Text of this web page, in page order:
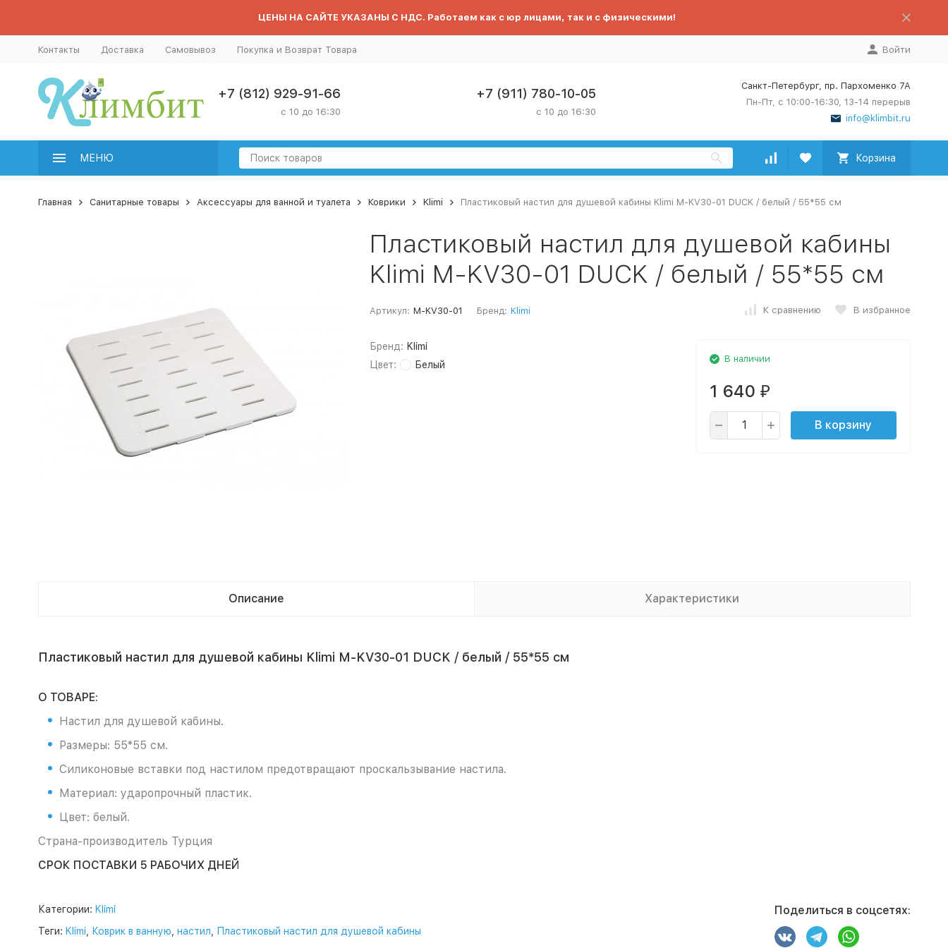
ЦЕНЫ НА САЙТЕ УКАЗАНЫ С НДС. Работаем как с юр лицами, так и с физическими!
Контакты Доставка Самовывоз Покупка и Возврат Товара Войти
+7 (812) 929-91-66
с 10 до 16:30
+7 (911) 780-10-05
с 10 до 16:30
Санкт-Петербург, пр. Пархоменко 7А
Пн-Пт, с 10:00-16:30, 13-14 перерыв
info@klimbit.ru
МЕНЮ Корзина
Главная Санитарные товары Аксессуары для ванной и туалета Коврики Klimi Пластиковый настил для душевой кабины Klimi M-KV30-01 DUCK / белый / 55*55 см
Пластиковый настил для душевой кабины
Klimi M-KV30-01 DUCK / белый / 55*55 см
Артикул: M-KV30-01 Бренд: Klimi К сравнению В избранное
Бренд: Klimi
Цвет:
Белый
В наличии
1 640 ₽
В корзину
Описание Характеристики
Пластиковый настил для душевой кабины Klimi M-KV30-01 DUCK / белый / 55*55 см
О ТОВАРЕ:
Настил для душевой кабины.
Размеры: 55*55 см.
Силиконовые вставки под настилом предотвращают проскальзывание настила.
Материал: ударопрочный пластик.
Цвет: белый.
Страна-производитель Турция
СРОК ПОСТАВКИ 5 РАБОЧИХ ДНЕЙ
Категории: Klimi
Теги: Klimi, Коврик в ванную настил Пластиковый настил для душевой кабины
Поделиться в соцсетях: